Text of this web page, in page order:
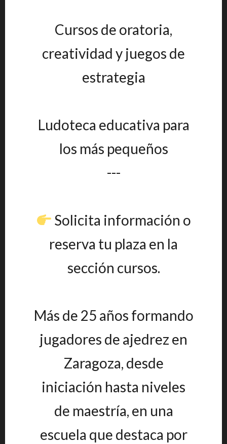
Cursos de oratoria,
creatividad y juegos de
estrategia
Ludoteca educativa para
los más pequeños
---
Solicita información o
reserva tu plaza en la
sección cursos.
Más de 25 años formando
jugadores de ajedrez en
Zaragoza, desde
iniciación hasta niveles
de maestría, en una
escuela que destaca por